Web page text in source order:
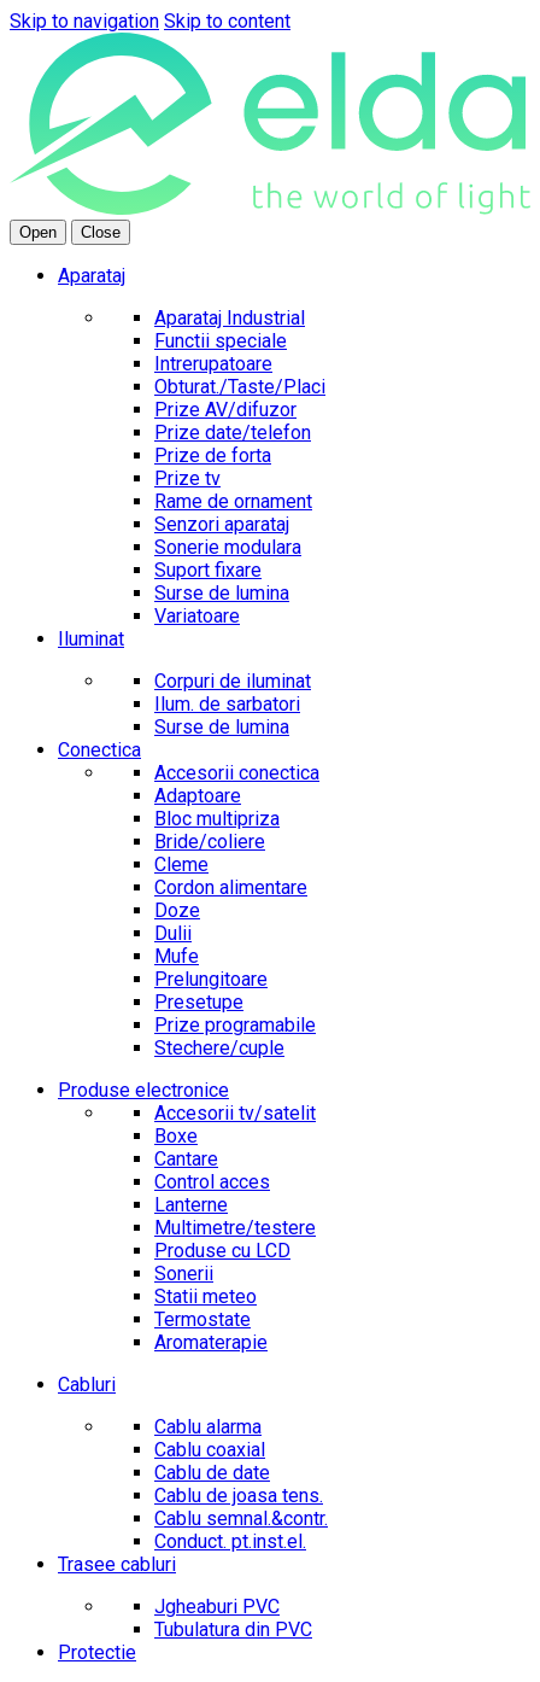
Skip to navigation Skip to content
Open Close
Aparataj
Aparataj Industrial
Functii speciale
Intrerupatoare
Obturat./Taste/Placi
Prize AV/difuzor
Prize date/telefon
Prize de forta
Prize tv
Rame de ornament
Senzori aparataj
Sonerie modulara
Suport fixare
Surse de lumina
Variatoare
Iluminat
Corpuri de iluminat
Ilum. de sarbatori
Surse de lumina
Conectica
Accesorii conectica
Adaptoare
Bloc multipriza
Bride/coliere
Cleme
Cordon alimentare
Doze
Dulii
Mufe
Prelungitoare
Presetupe
Prize programabile
Stechere/cuple
Produse electronice
Accesorii tv/satelit
Boxe
Cantare
Control acces
Lanterne
Multimetre/testere
Produse cu LCD
Sonerii
Statii meteo
Termostate
Aromaterapie
Cabluri
Cablu alarma
Cablu coaxial
Cablu de date
Cablu de joasa tens.
Cablu semnal.&contr.
Conduct. pt.inst.el.
Trasee cabluri
Jgheaburi PVC
Tubulatura din PVC
Protectie